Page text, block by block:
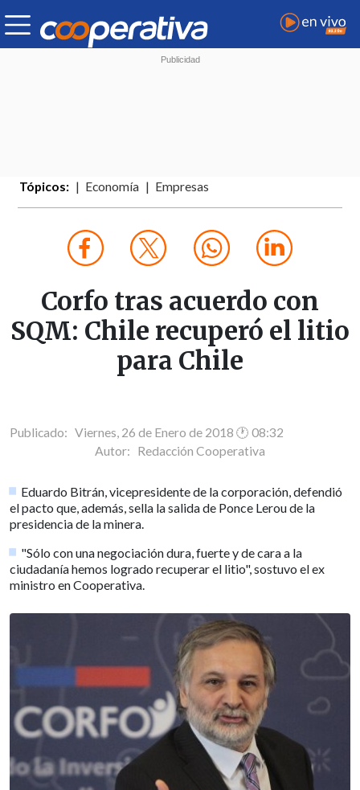
Tópicos: Economía Empresas
Corfo tras acuerdo con
SQM: Chile recuperó el litio
para Chile
Publicado: Viernes, 26 de Enero de 2018 🕐 08:32
Autor: Redacción Cooperativa
Eduardo Bitrán, vicepresidente de la corporación, defendió
el pacto que, además, sella la salida de Ponce Lerou de la
presidencia de la minera.
"Sólo con una negociación dura, fuerte y de cara a la
ciudadanía hemos logrado recuperar el litio", sostuvo el ex
ministro en Cooperativa.